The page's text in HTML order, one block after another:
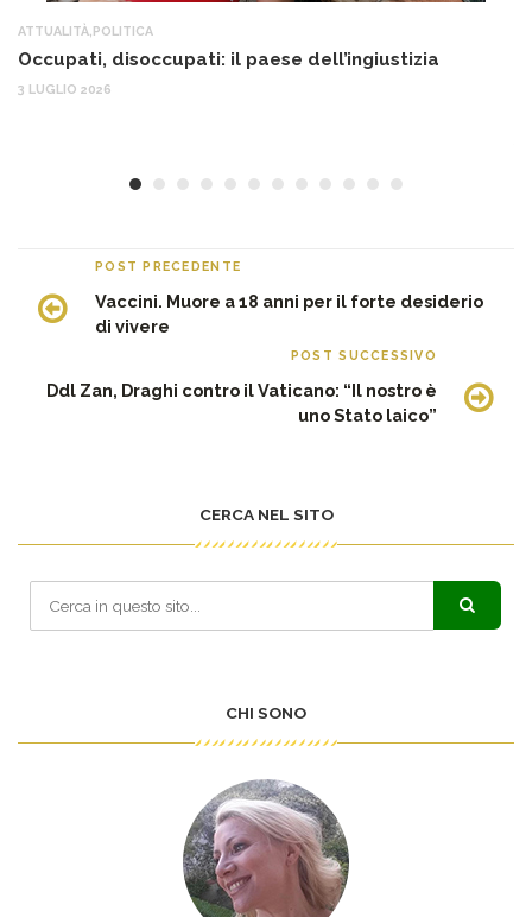
ATTUALITÀ POLITICA
Occupati, disoccupati: il paese dell’ingiustizia
3 LUGLIO 2026
POST PRECEDENTE
Vaccini. Muore a 18 anni per il forte desiderio
di vivere
POST SUCCESSIVO
Ddl Zan, Draghi contro il Vaticano: “Il nostro è
uno Stato laico”
CERCA NEL SITO
CHI SONO